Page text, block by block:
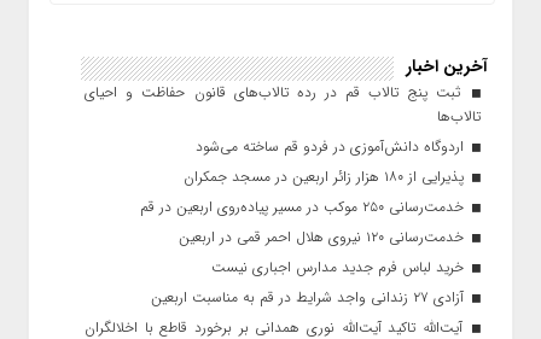
آخرین اخبار
ثبت پنج تالاب قم در رده تالاب‌های قانون حفاظت و احیای
تالاب‌ها
اردوگاه دانش‌آموزی در فردو قم ساخته می‌شود
پذیرایی از ۱۸۰ هزار زائر اربعین در مسجد جمکران
خدمت‌رسانی ۲۵۰ موکب در مسیر پیاده‌روی اربعین در قم
خدمت‌رسانی ۱۲۰ نیروی هلال احمر قمی در اربعین
خرید لباس فرم جدید مدارس اجباری نیست
آزادی ۲۷ زندانی واجد شرایط در قم به مناسبت اربعین
آیت‌الله تاکید آیت‌الله نوری همدانی بر برخورد قاطع با اخلالگران